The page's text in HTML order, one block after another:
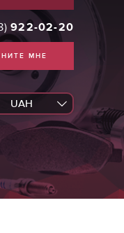
922-02-20
МНЕ
UAH